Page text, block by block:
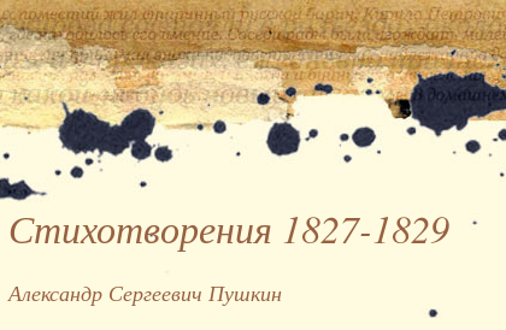
Стихотворения 1827-1829
Александр Сергеевич Пушкин